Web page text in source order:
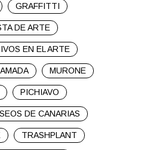
GRAFFITTI
DE ARTE
EN EL ARTE
MURONE
PICHIAVO
DE CANARIAS
TRASHPLANT